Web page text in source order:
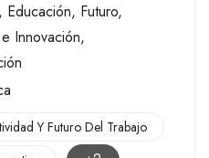
, Educación, Futuro,
Innovación,
Y Futuro Del Trabajo